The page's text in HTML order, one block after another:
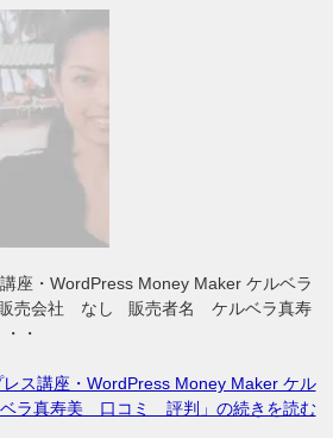
座・WordPress Money Maker ケルベラ
会社 なし 販売者名 ケルベラ真寿
・
レス講座・WordPress Money Maker ケル
ベラ真寿美 口コミ 評判」の続きを読む